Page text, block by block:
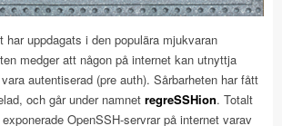
har uppdagats i den populära mjukvaran
medger att någon på internet kan utnyttja
autentiserad (pre auth). Sårbarheten har fått
och går under namnet regreSSHion. Totalt
OpenSSH-servrar på internet varav